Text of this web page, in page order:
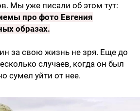
Мы уже писали об этом тут:
про фото Евгения
образах.
за свою жизнь не зря. Еще до
случаев, когда он был
сумел уйти от нее.